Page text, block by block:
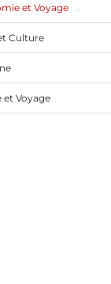
et Voyage
Culture
et Voyage